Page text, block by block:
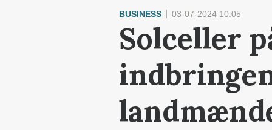
BUSINESS 03-07-2024 10:05
Solceller